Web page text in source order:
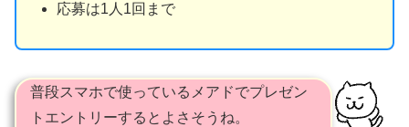
応募は1人1回まで
普段スマホで使っているメアドでプレゼン
トエントリーするとよさそうね。